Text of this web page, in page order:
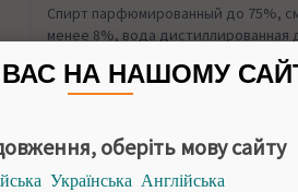
Спирт парфюмированный до 75%,
менее 8%, вода
УПАКОВКА
НА НАШОМУ
оберіть мову сайту
Українська Англійська